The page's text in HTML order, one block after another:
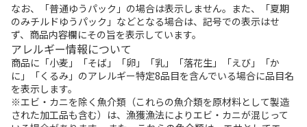
なお、「普通ゆうパック」の場合は表示しません。また、「夏期
のみチルドゆうパック」などとなる場合は、記号での表示はせ
ず、商品内容欄にその旨を表示しています。
アレルギー情報について
商品に「小麦」「そば」「卵」「乳」「落花生」「えび」「か
に」「くるみ」のアレルギー特定8品目を含んでいる場合に品目名
を表示します。
※エビ・カニを除く魚介類（これらの魚介類を原材料として製造
された加工品も含む）は、漁獲漁法によりエビ・カニが混じって